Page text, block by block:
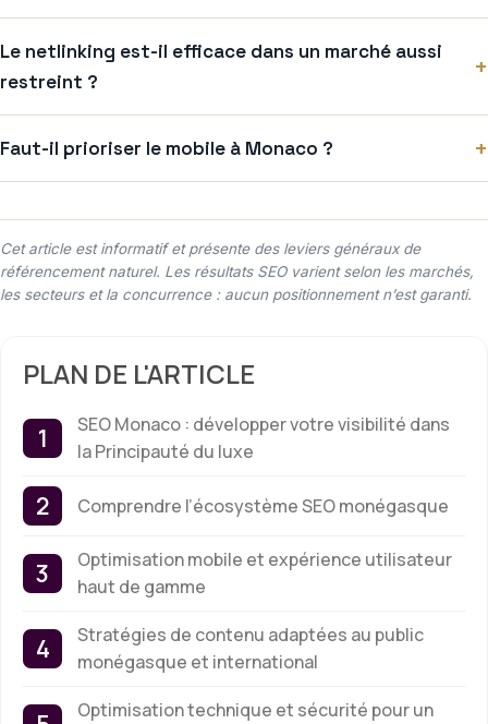
Le netlinking est-il efficace dans un marché aussi
restreint ?
+
Faut-il prioriser le mobile à Monaco ? +
Cet article est informatif et présente des leviers généraux de
référencement naturel. Les résultats SEO varient selon les marchés,
les secteurs et la concurrence : aucun positionnement n’est garanti.
PLAN DE L'ARTICLE
SEO Monaco : développer votre visibilité dans
la Principauté du luxe
Comprendre l’écosystème SEO monégasque
Optimisation mobile et expérience utilisateur
haut de gamme
Stratégies de contenu adaptées au public
monégasque et international
Optimisation technique et sécurité pour un